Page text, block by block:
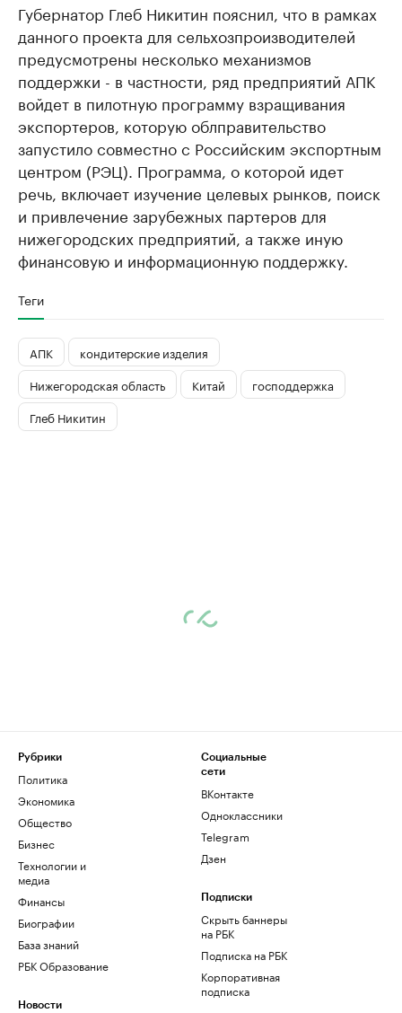
Губернатор Глеб Никитин пояснил, что в рамках
данного проекта для сельхозпроизводителей
предусмотрены несколько механизмов
поддержки - в частности, ряд предприятий АПК
войдет в пилотную программу взращивания
экспортеров, которую облправительство
запустило совместно с Российским экспортным
центром (РЭЦ). Программа, о которой идет
речь, включает изучение целевых рынков, поиск
и привлечение зарубежных партеров для
нижегородских предприятий, а также иную
финансовую и информационную поддержку.
Теги
АПК
кондитерские изделия
Нижегородская область
Китай
господдержка
Глеб Никитин
Рубрики
Политика
Экономика
Общество
Бизнес
Технологии и
медиа
Финансы
Биографии
База знаний
РБК Образование
Новости
Социальные
сети
ВКонтакте
Одноклассники
Telegram
Дзен
Подписки
Скрыть баннеры
на РБК
Подписка на РБК
Корпоративная
подписка